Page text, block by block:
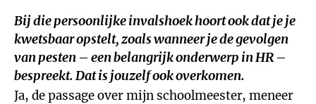
Bij die persoonlijke invalshoek hoort ook dat je je
kwetsbaar opstelt, zoals wanneer je de gevolgen
van pesten – een belangrijk onderwerp in HR –
bespreekt. Dat is jouzelf ook overkomen.
Ja, de passage over mijn schoolmeester, meneer